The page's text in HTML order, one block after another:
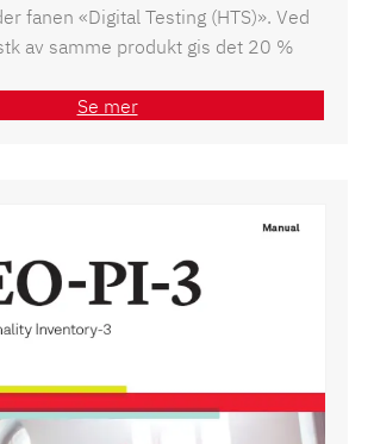
fanen «Digital Testing (HTS)». Ved
av samme produkt gis det 20 %
Se mer